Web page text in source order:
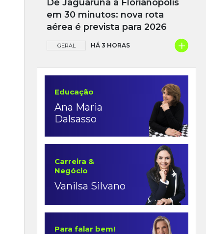
De Jaguaruna a Florianópolis
em 30 minutos: nova rota
aérea é prevista para 2026
GERAL HÁ 3 HORAS +
Educação
Ana Maria
Dalsasso
Carreira &
Negócio
Vanilsa Silvano
Para falar bem!